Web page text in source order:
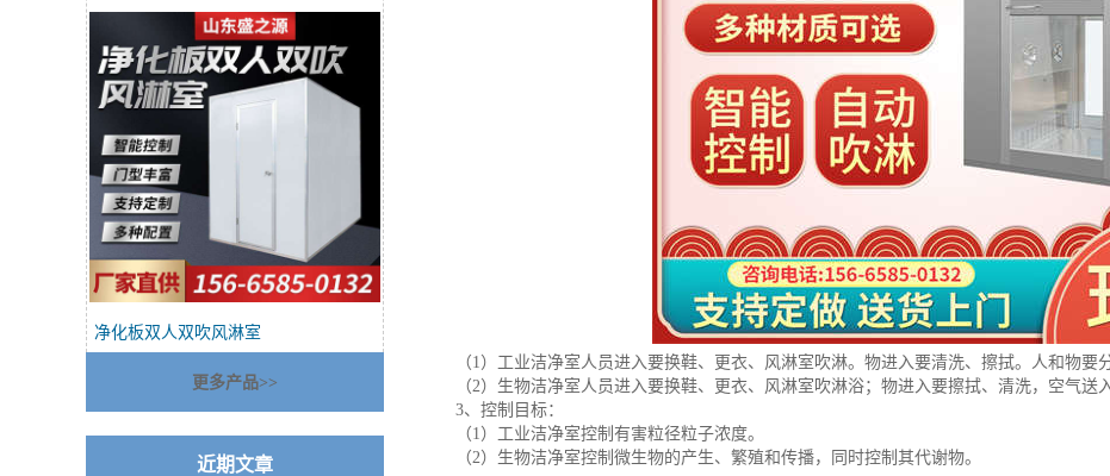
净化板双人双吹风淋室
更多产品>>
近期文章
（1）工业洁净室人员进入要换鞋、更衣、风淋室吹淋。物进入要清洗、擦拭。人和物要
（2）生物洁净室人员进入要换鞋、更衣、风淋室吹淋浴；物进入要擦拭、清洗，空气送
3、控制目标：
（1）工业洁净室控制有害粒径粒子浓度。
（2）生物洁净室控制微生物的产生、繁殖和传播，同时控制其代谢物。